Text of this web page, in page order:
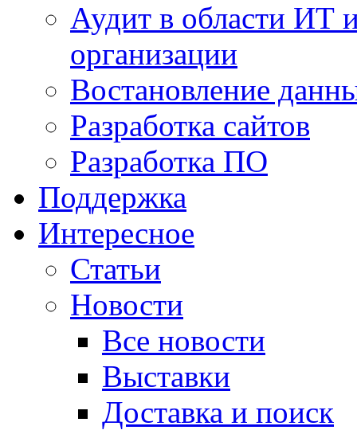
Аудит в области ИТ
организации
Востановление
Разработка сайтов
Разработка ПО
Поддержка
Интересное
Статьи
Новости
Все новости
Выставки
Доставка и поиск